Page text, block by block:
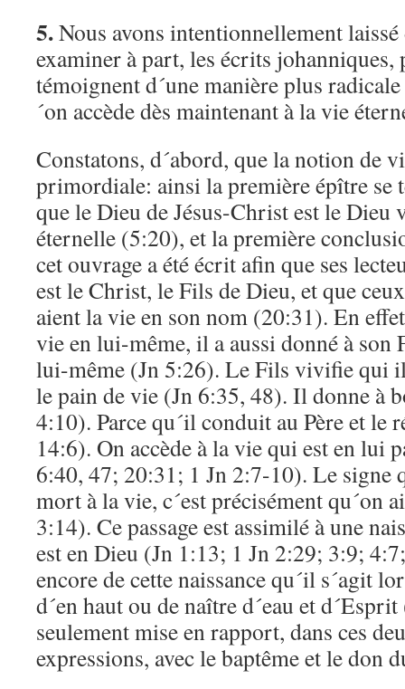
5.Nous avons intentionnellement
examiner à part, les écrits johanniques,
témoignent d´une manière plus
´on accède dès maintenant à la vie
Constatons, d´abord, que la notion de
primordiale: ainsi la première épître se
que le Dieu de Jésus-Christ est le Dieu
éternelle (5:20), et la première
cet ouvrage a été écrit afin que ses
est le Christ, le Fils de Dieu, et que
aient la vie en son nom (20:31). En
vie en lui-même, il a aussi donné à son
lui-même (Jn 5:26). Le Fils vivifie qui
le pain de vie (Jn 6:35, 48). Il donne à
4:10). Parce qu´il conduit au Père et le
14:6). On accède à la vie qui est en lui
6:40, 47; 20:31; 1 Jn 2:7-10). Le signe
mort à la vie, c´est précisément qu´on
3:14). Ce passage est assimilé à une
est en Dieu (Jn 1:13; 1 Jn 2:29; 3:9;
encore de cette naissance qu´il s´agit
d´en haut ou de naître d´eau et
seulement mise en rapport, dans ces
expressions, avec le baptême et le don